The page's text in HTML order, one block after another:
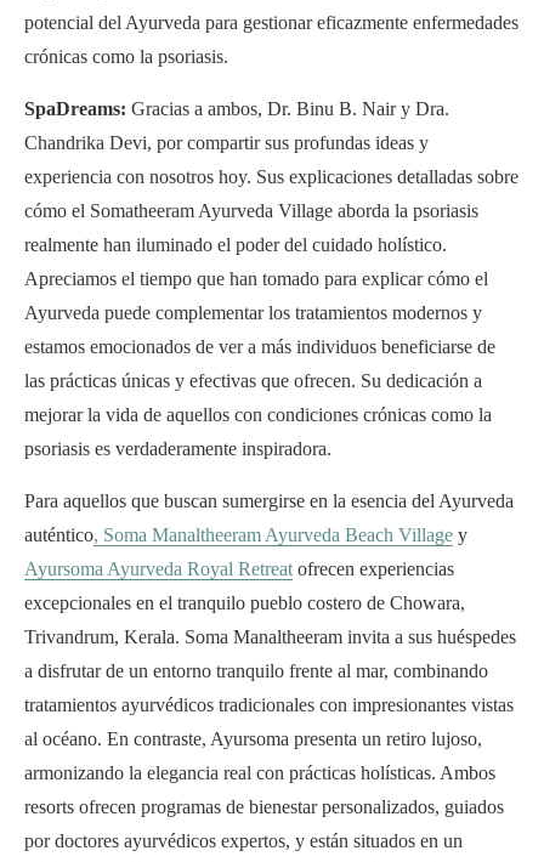
potencial del Ayurveda para gestionar eficazmente enfermedades
crónicas como la psoriasis.
SpaDreams: Gracias a ambos, Dr. Binu B. Nair y Dra.
Chandrika Devi, por compartir sus profundas ideas y
experiencia con nosotros hoy. Sus explicaciones detalladas sobre
cómo el Somatheeram Ayurveda Village aborda la psoriasis
realmente han iluminado el poder del cuidado holístico.
Apreciamos el tiempo que han tomado para explicar cómo el
Ayurveda puede complementar los tratamientos modernos y
estamos emocionados de ver a más individuos beneficiarse de
las prácticas únicas y efectivas que ofrecen. Su dedicación a
mejorar la vida de aquellos con condiciones crónicas como la
psoriasis es verdaderamente inspiradora.
Para aquellos que buscan sumergirse en la esencia del Ayurveda
auténtico, Soma Manaltheeram Ayurveda Beach Village y
Ayursoma Ayurveda Royal Retreat ofrecen experiencias
excepcionales en el tranquilo pueblo costero de Chowara,
Trivandrum, Kerala. Soma Manaltheeram invita a sus huéspedes
a disfrutar de un entorno tranquilo frente al mar, combinando
tratamientos ayurvédicos tradicionales con impresionantes vistas
al océano. En contraste, Ayursoma presenta un retiro lujoso,
armonizando la elegancia real con prácticas holísticas. Ambos
resorts ofrecen programas de bienestar personalizados, guiados
por doctores ayurvédicos expertos, y están situados en un